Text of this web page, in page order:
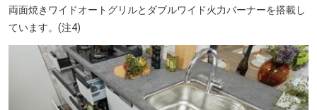
両面焼きワイドオートグリルとダブルワイド火力バーナーを搭載し
ています。(注4)